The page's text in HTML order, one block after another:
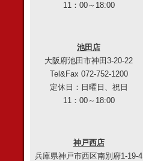
11：00～18:00
池田店
大阪府池田市神田3-20-22
Tel&Fax 072-752-1200
定休日：日曜日、祝日
11：00～18:00
神戸西店
兵庫県神戸市西区南別府1-19-4